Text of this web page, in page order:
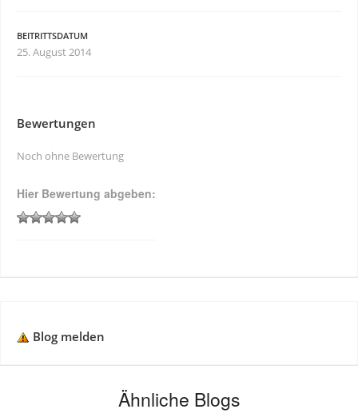
BEITRITTSDATUM
25. August 2014
Bewertungen
Noch ohne Bewertung
Hier Bewertung abgeben:
Blog melden
Ähnliche Blogs